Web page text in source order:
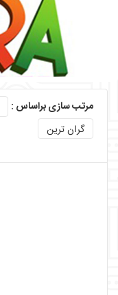
مرتب سازی براساس :
گران ترین